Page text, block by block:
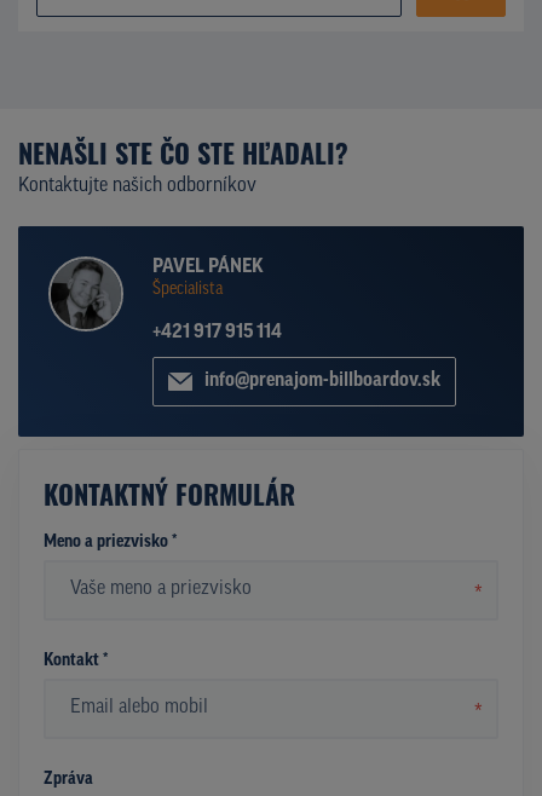
NENAŠLI STE ČO STE HĽADALI?
Kontaktujte našich odborníkov
PAVEL PÁNEK
Špecialista
+421 917 915 114
info@prenajom-billboardov.sk
KONTAKTNÝ FORMULÁR
Meno a priezvisko *
*
Kontakt *
*
Zpráva